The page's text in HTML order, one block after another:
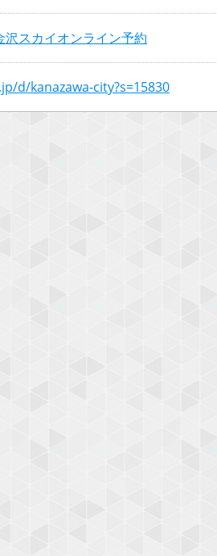
スカイオンライン予約
d/kanazawa-city?s=15830